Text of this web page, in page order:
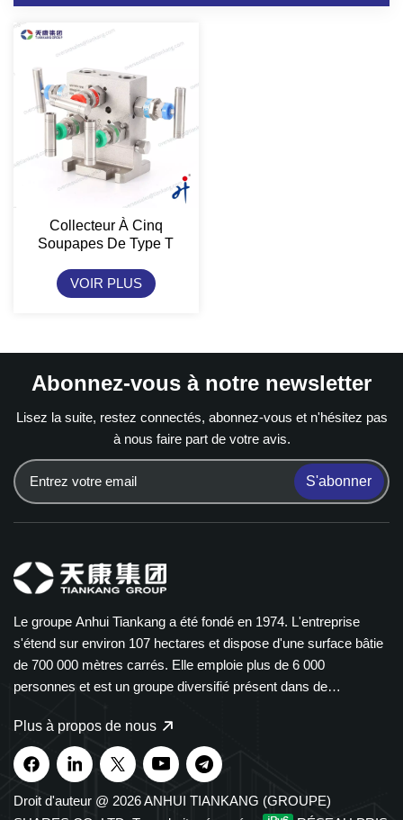
Collecteur À Cinq
Soupapes De Type T
VOIR PLUS
Abonnez-vous à notre newsletter
Lisez la suite, restez connectés, abonnez-vous et n'hésitez pas
à nous faire part de votre avis.
S'abonner
Le groupe Anhui Tiankang a été fondé en 1974. L'entreprise
s'étend sur environ 107 hectares et dispose d'une surface bâtie
de 700 000 mètres carrés. Elle emploie plus de 6 000
personnes et est un groupe diversifié présent dans de
instruments et compteurs, les câbles optiques, les produits
médicaux et pharmaceutiques, les équipements électriques
intelligents et les chemins de câbles en polymère. Nos produits
sont largement utilisés dans les secteurs de la pétrochimie, de
l'énergie, des transports et des énergies nouvelles. Le groupe
Plus à propos de nous
Droit d'auteur @ 2026 ANHUI TIANKANG (GROUPE)